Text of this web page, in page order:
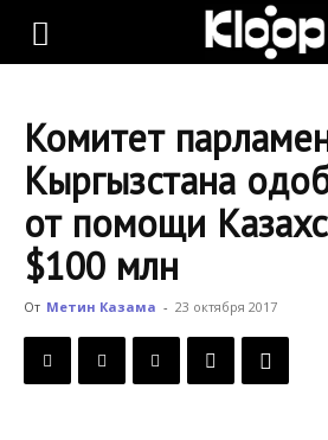
KLOOP.KG
Новости
Кыргызстана
Комитет
Кыргызстана
от помощи
$100 млн
От Метин Казама - 23 октября 2017